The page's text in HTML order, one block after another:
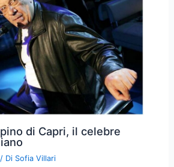
di Capri, il celebre
/ Di Sofia Villari